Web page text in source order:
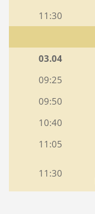
11:30
03.04
09:25
09:50
10:40
11:05
11:30